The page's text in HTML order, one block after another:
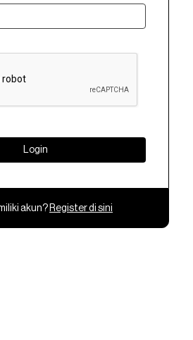
Login
akun? Register di sini